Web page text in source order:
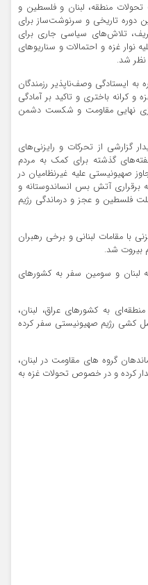
منطقه، لبنان و فلسطین و
تاریخی و سرنوشت‌ساز برای
تلاش‌های سیاسی جاری برای
نوار غزه و احتمالات و سناریوهای
شد.
به ایستادگی وصف‌ناپذیر رزمندگان
کرانه باختری و تاکید بر آمادگی
نهایی مقاومت و شکست دشمن
گزارشی از تحرکات و رایزنی‌های
گذشته برای کمک به مردم
صهیونیستی علیه غیرنظامیان در
برقراری آتش بس انساندوستانه و
فلسطین و عجز و درماندگی رژیم
با مقامات لبنانی و برخی رهبران
بیروت شد.
لبنان و سومین سفر به کشورهای
جریان سفر منطقه‌ای به کشورهای عراق، لبنان،
کشی رژیم صهیونیستی سفر کرده
گروه های مقاومت در لبنان،
کرده و در خصوص تحولات غزه به